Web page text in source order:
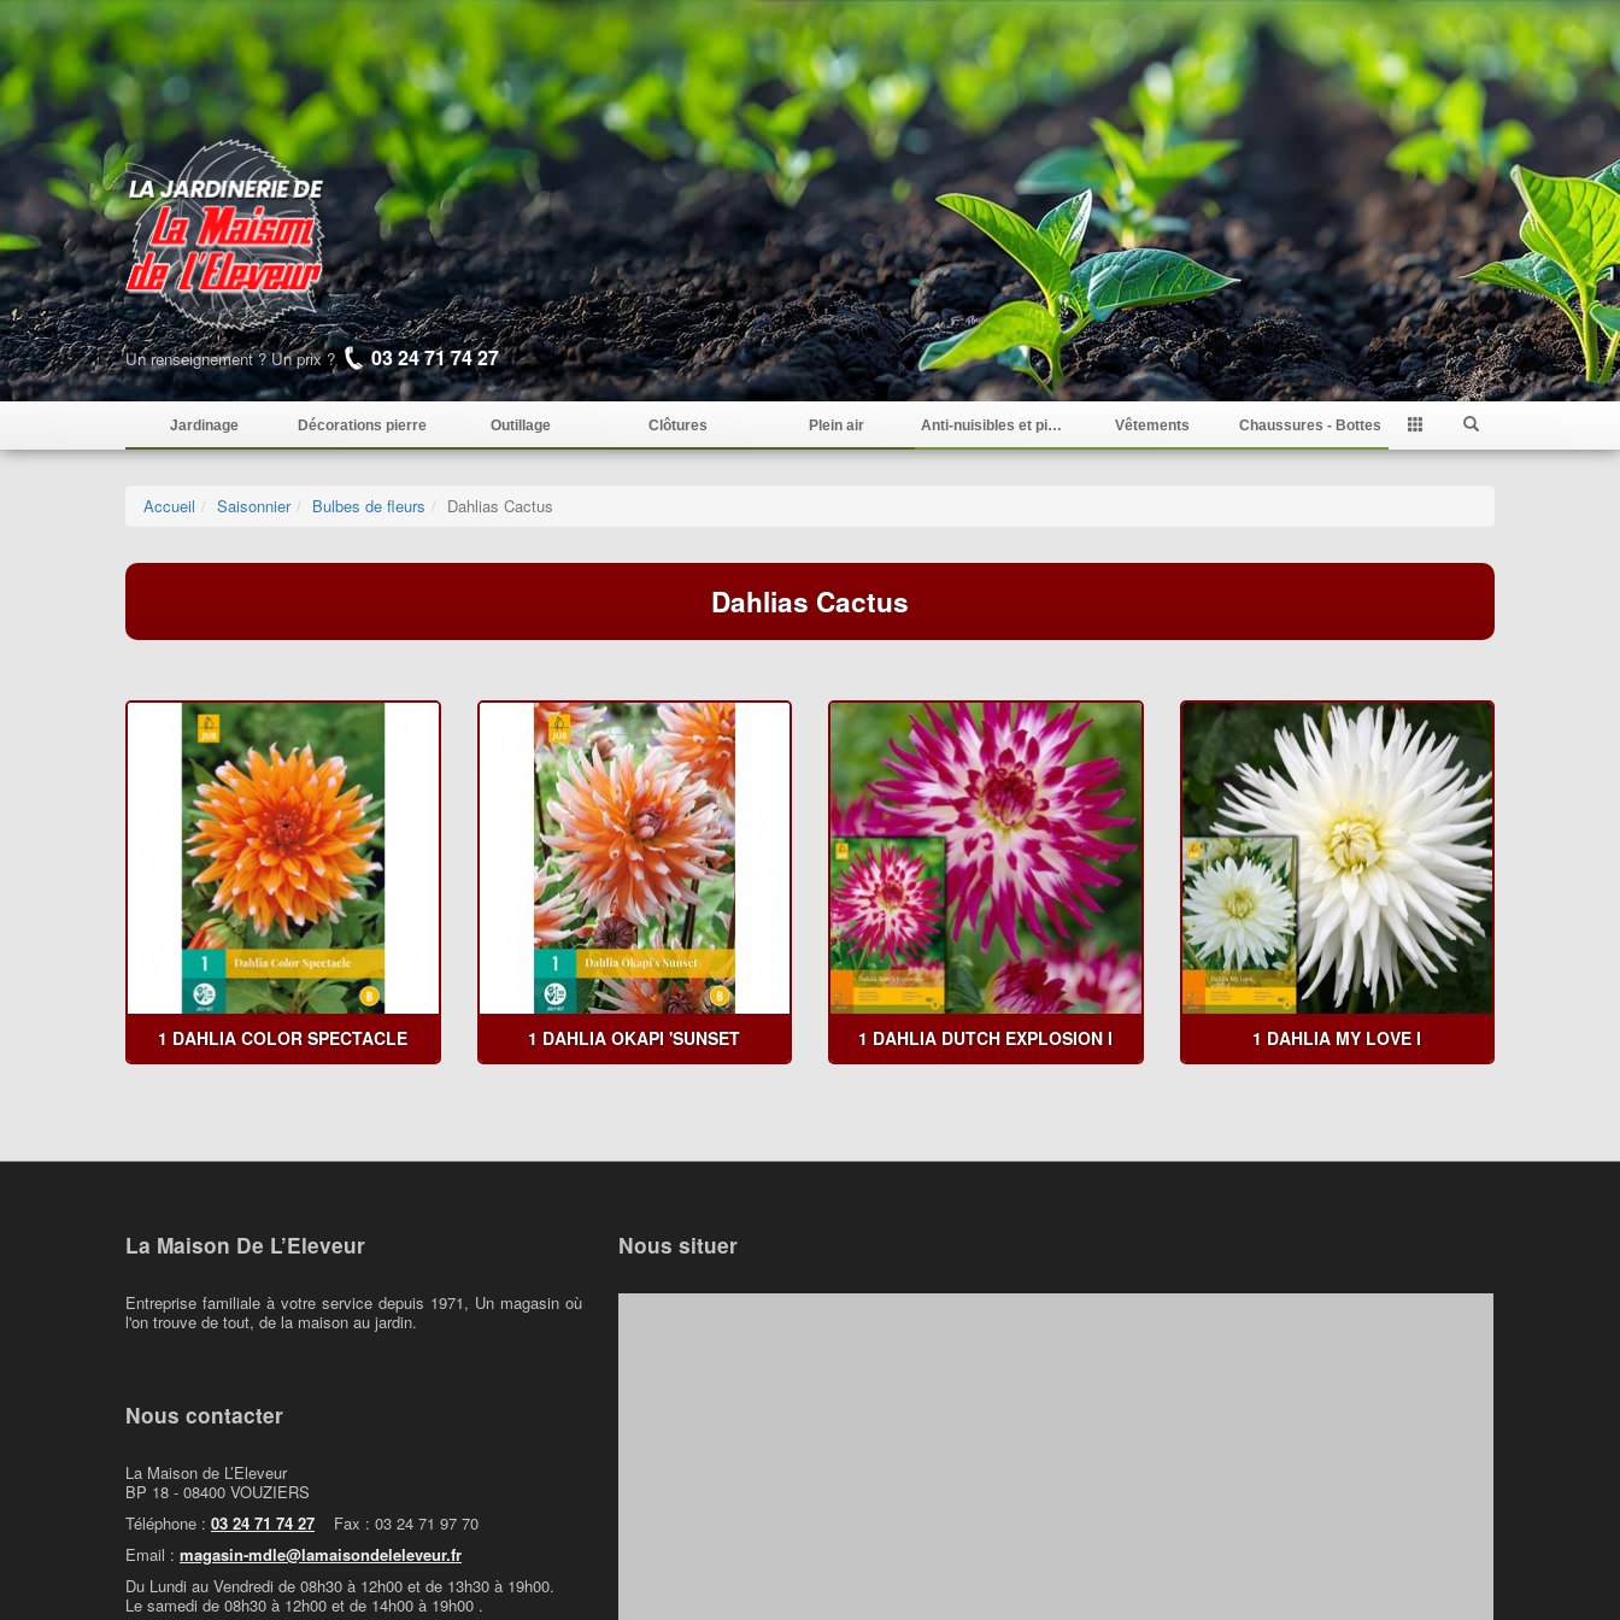
Un renseignement ? Un prix ? 03 24 71 74 27
Jardinage Décorations pierre Outillage Clôtures Plein air Anti-nuisibles et pièges Vêtements Chaussures - Bottes
Accueil Saisonnier Bulbes de fleurs Dahlias Cactus
Dahlias Cactus
1 DAHLIA COLOR SPECTACLE 1 DAHLIA OKAPI 'SUNSET 1 DAHLIA DUTCH EXPLOSION I 1 DAHLIA MY LOVE I
La Maison De L’Eleveur
Entreprise familiale à votre service depuis 1971, Un magasin où
l'on trouve de tout, de la maison au jardin.
Nous contacter
La Maison de L’Eleveur
BP 18 - 08400 VOUZIERS
Téléphone : 03 24 71 74 27 Fax : 03 24 71 97 70
Email : magasin-mdle@lamaisondeleleveur.fr
Du Lundi au Vendredi de 08h30 à 12h00 et de 13h30 à 19h00.
Le samedi de 08h30 à 12h00 et de 14h00 à 19h00 .
Nous situer